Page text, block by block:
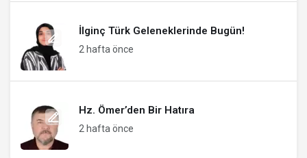
İlginç Türk Geleneklerinde Bugün!
2 hafta önce
Hz. Ömer’den Bir Hatıra
2 hafta önce